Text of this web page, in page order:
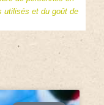
utilisés et du goût de